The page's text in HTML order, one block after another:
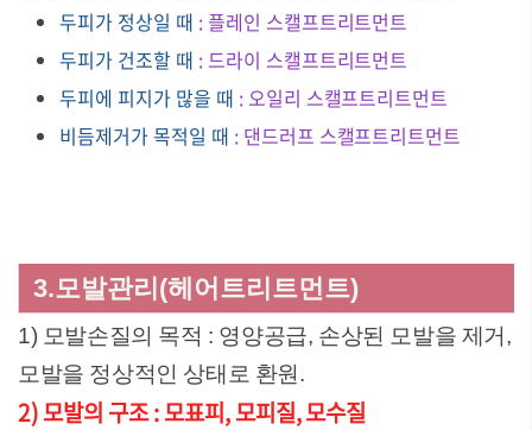
두피가 정상일 때 : 플레인 스캘프트리트먼트
두피가 건조할 때 : 드라이 스캘프트리트먼트
두피에 피지가 많을 때 : 오일리 스캘프트리트먼트
비듬제거가 목적일 때 : 댄드러프 스캘프트리트먼트
3.모발관리(헤어트리트먼트)
1) 모발손질의 목적 : 영양공급, 손상된 모발을 제거,
모발을 정상적인 상태로 환원.
2) 모발의 구조 : 모표피, 모피질, 모수질